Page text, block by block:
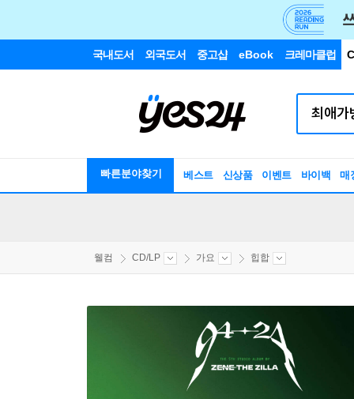
국내도서 외국도서 중고샵 eBook 크레마클럽
빠른분야찾기 베스트 신상품 이벤트 바이백 매
웰컴 CD/LP 가요 힙합